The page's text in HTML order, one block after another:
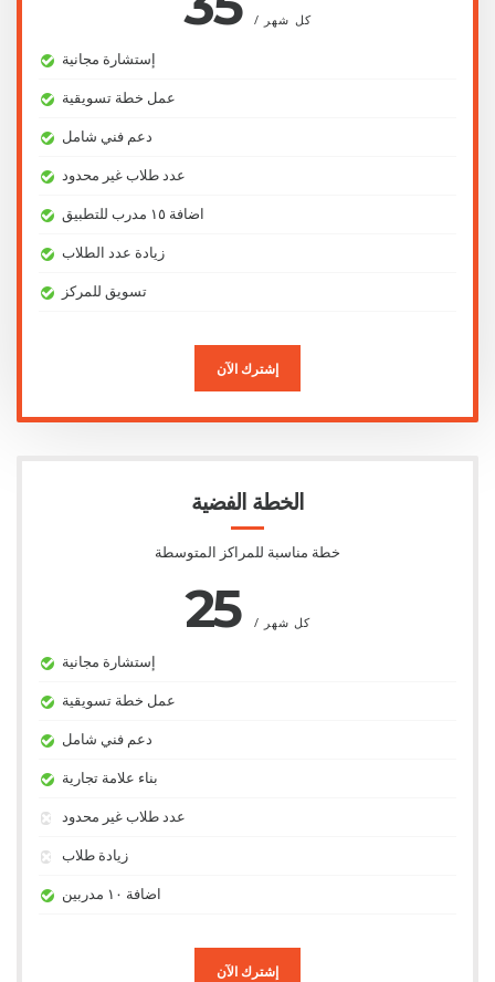
/ كل شهر
إستشارة مجانية
عمل خطة تسويقية
دعم فني شامل
عدد طلاب غير محدود
اضافة ١٥ مدرب للتطبيق
زيادة عدد الطلاب
تسويق للمركز
إشترك الآن
الخطة الفضية
خطة مناسبة للمراكز المتوسطة
25 / كل شهر
إستشارة مجانية
عمل خطة تسويقية
دعم فني شامل
بناء علامة تجارية
عدد طلاب غير محدود
زيادة طلاب
اضافة ١٠ مدربين
إشترك الآن